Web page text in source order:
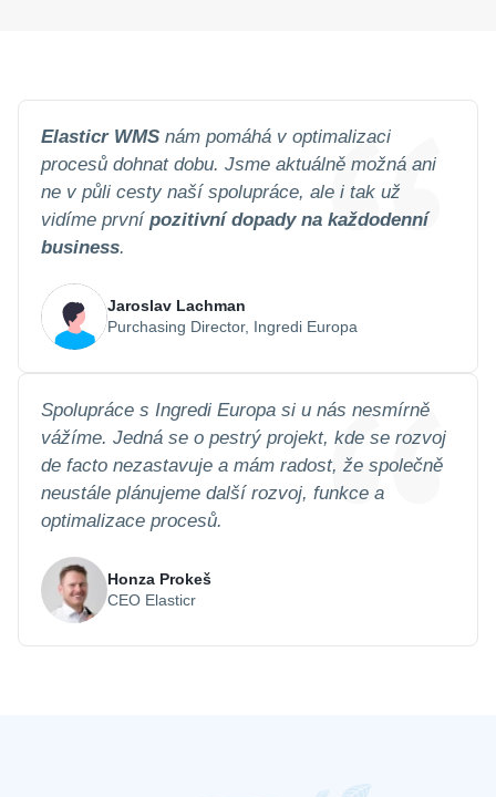
Elasticr WMS nám pomáhá v optimalizaci
procesů dohnat dobu. Jsme aktuálně možná ani
ne v půli cesty naší spolupráce, ale i tak už
vidíme první pozitivní dopady na každodenní
business.
Jaroslav Lachman
Purchasing Director, Ingredi Europa
Spolupráce s Ingredi Europa si u nás nesmírně
vážíme. Jedná se o pestrý projekt, kde se rozvoj
de facto nezastavuje a mám radost, že společně
neustále plánujeme další rozvoj, funkce a
optimalizace procesů.
Honza Prokeš
CEO Elasticr